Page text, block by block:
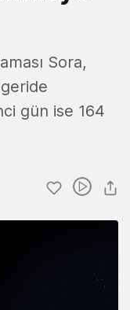
Sora,
geride
gün ise 164